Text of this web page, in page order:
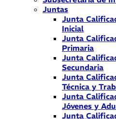
Juntas
Junta
Inicial
Junta
Primaria
Junta
Secundaria
Junta
Técnica y
Junta
Jóvenes y
Junta